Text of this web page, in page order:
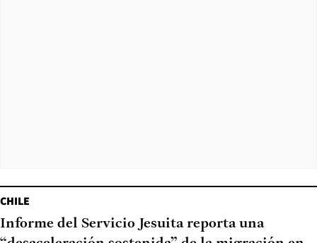
CHILE
Informe del Servicio Jesuita reporta una